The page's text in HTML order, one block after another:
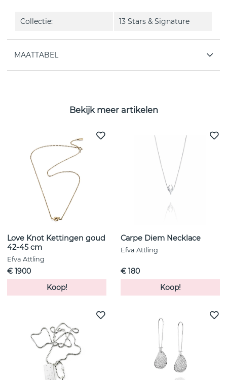
Collectie: 13 Stars & Signature
MAATTABEL
Bekijk meer artikelen
Love Knot Kettingen goud
42-45 cm
Efva Attling
€ 1900
Koop!
Carpe Diem Necklace
Efva Attling
€ 180
Koop!